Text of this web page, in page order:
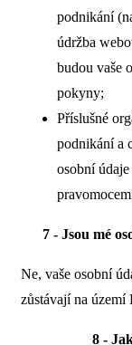
podnikání
údržba
budou vaše
pokyny;
Příslušné
podnikání a
osobní
7 - Jsou mé
Ne, vaše osobní
zůstávají na území
8 -